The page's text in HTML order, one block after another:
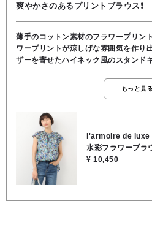
爽やかさのあるプリントブラウス❗
薄手のコットン素材のフラワープリントブラウス😄
ワープリントが涼しげな雰囲気を作り出しています
ザーを寄せたハイネック風のスタンド
ーブよりも腕を露出しすぎず上品で涼しげ
ヒップをカバーする前後差のある着丈 ゆ
し ●前後差のある着丈
もっと見る
l'armoire de luxe
水彩フラワーブラ
¥ 10,450